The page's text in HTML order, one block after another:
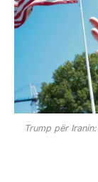
Trump për